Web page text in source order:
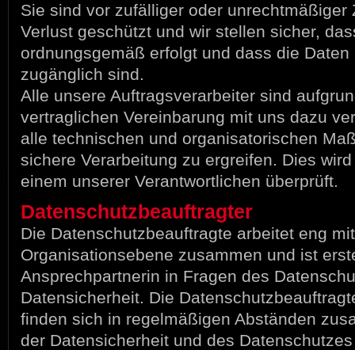
Sie sind vor zufälliger oder unrechtmäßiger
Verlust geschützt und wir stellen sicher,
ordnungsgemäß erfolgt und dass die
zugänglich sind.
Alle unsere Auftragsverarbeiter sind
vertraglichen Vereinbarung mit uns dazu
alle technischen und organisatorischen
sichere Verarbeitung zu ergreifen. Dies
einem unserer Verantwortlichen überprüft.
Datenschutzbeauftragter
Die Datenschutzbeauftragte arbeitet eng
Organisationsebene zusammen und ist
Ansprechpartnerin in Fragen des
Datensicherheit. Die
finden sich in regelmäßigen Abständen
der Datensicherheit und des